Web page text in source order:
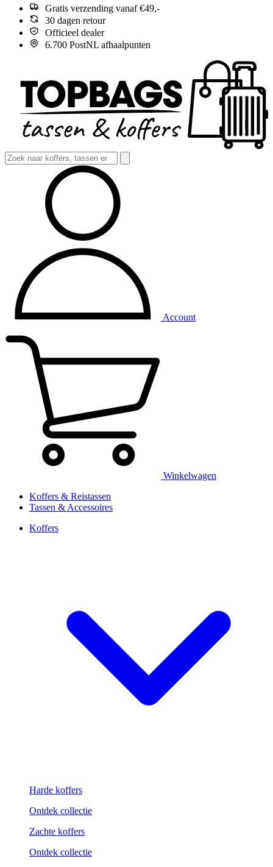
Gratis verzending vanaf €49,-
30 dagen retour
Officieel dealer
6.700 PostNL afhaalpunten
Account
Winkelwagen
Koffers & Reistassen
Tassen & Accessoires
Koffers
Harde koffers
Ontdek collectie
Zachte koffers
Ontdek collectie